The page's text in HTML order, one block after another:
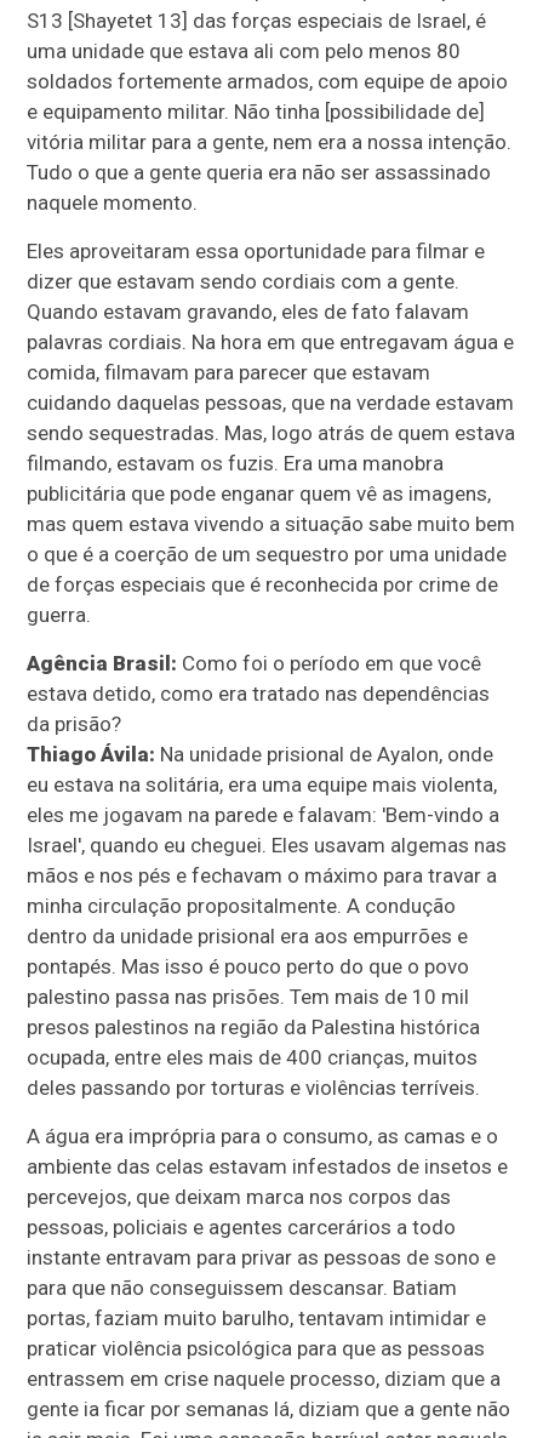
S13 [Shayetet 13] das forças especiais de Israel, é
uma unidade que estava ali com pelo menos 80
soldados fortemente armados, com equipe de apoio
e equipamento militar. Não tinha [possibilidade de]
vitória militar para a gente, nem era a nossa intenção.
Tudo o que a gente queria era não ser assassinado
naquele momento.
Eles aproveitaram essa oportunidade para filmar e
dizer que estavam sendo cordiais com a gente.
Quando estavam gravando, eles de fato falavam
palavras cordiais. Na hora em que entregavam água e
comida, filmavam para parecer que estavam
cuidando daquelas pessoas, que na verdade estavam
sendo sequestradas. Mas, logo atrás de quem estava
filmando, estavam os fuzis. Era uma manobra
publicitária que pode enganar quem vê as imagens,
mas quem estava vivendo a situação sabe muito bem
o que é a coerção de um sequestro por uma unidade
de forças especiais que é reconhecida por crime de
guerra.
Agência Brasil: Como foi o período em que você
estava detido, como era tratado nas dependências
da prisão?
Thiago Ávila: Na unidade prisional de Ayalon, onde
eu estava na solitária, era uma equipe mais violenta,
eles me jogavam na parede e falavam: 'Bem-vindo a
Israel', quando eu cheguei. Eles usavam algemas nas
mãos e nos pés e fechavam o máximo para travar a
minha circulação propositalmente. A condução
dentro da unidade prisional era aos empurrões e
pontapés. Mas isso é pouco perto do que o povo
palestino passa nas prisões. Tem mais de 10 mil
presos palestinos na região da Palestina histórica
ocupada, entre eles mais de 400 crianças, muitos
deles passando por torturas e violências terríveis.
A água era imprópria para o consumo, as camas e o
ambiente das celas estavam infestados de insetos e
percevejos, que deixam marca nos corpos das
pessoas, policiais e agentes carcerários a todo
instante entravam para privar as pessoas de sono e
para que não conseguissem descansar. Batiam
portas, faziam muito barulho, tentavam intimidar e
praticar violência psicológica para que as pessoas
entrassem em crise naquele processo, diziam que a
gente ia ficar por semanas lá, diziam que a gente não